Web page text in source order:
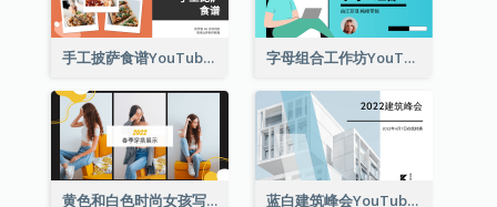
手工披萨食谱YouTube影片缩图 字母组合工作坊YouTube影片缩图
黄色和白色时尚女孩写真穿搭展示Youtube影片缩图 蓝白建筑峰会YouTube影片缩图